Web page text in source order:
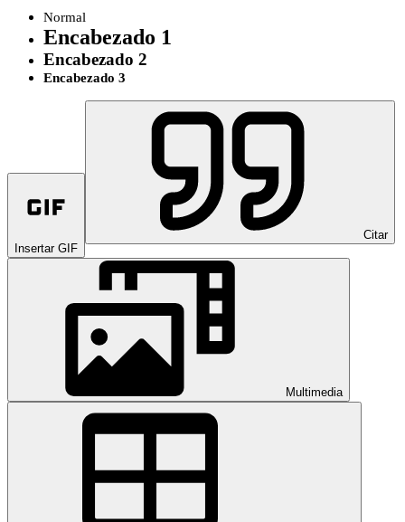
Normal
Encabezado 1
Encabezado 2
Encabezado 3
Insertar GIF
Citar
Multimedia